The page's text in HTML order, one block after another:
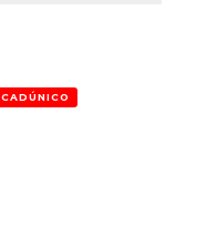
CADÚNICO